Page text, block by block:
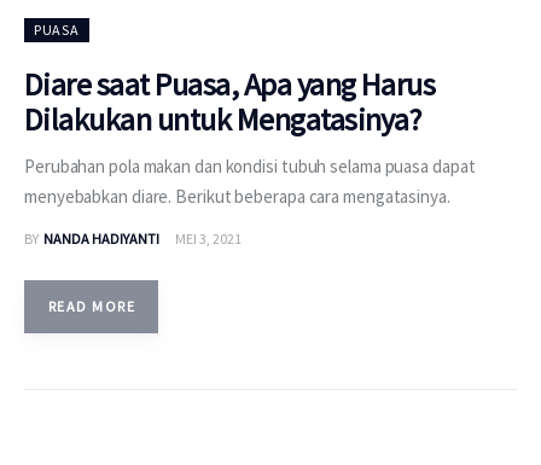
PUASA
Diare saat Puasa, Apa yang Harus
Dilakukan untuk Mengatasinya?
Perubahan pola makan dan kondisi tubuh selama puasa dapat
menyebabkan diare. Berikut beberapa cara mengatasinya.
BY NANDA HADIYANTI MEI 3, 2021
READ MORE